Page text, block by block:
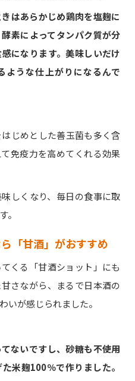
はあらかじめ鶏肉を塩麹に
素によってタンパク質が分
になります。美味しいだけ
ような仕上がりになるんで
じめとした善玉菌も多く含
免疫力を高めてくれる効果
しくなり、毎日の食事に取
。
「甘酒」がおすすめ
くる「甘酒ショット」にも
さながら、まるで日本酒の
いが感じられました。
ないですし、砂糖も不使用
米麹100％で作りました。